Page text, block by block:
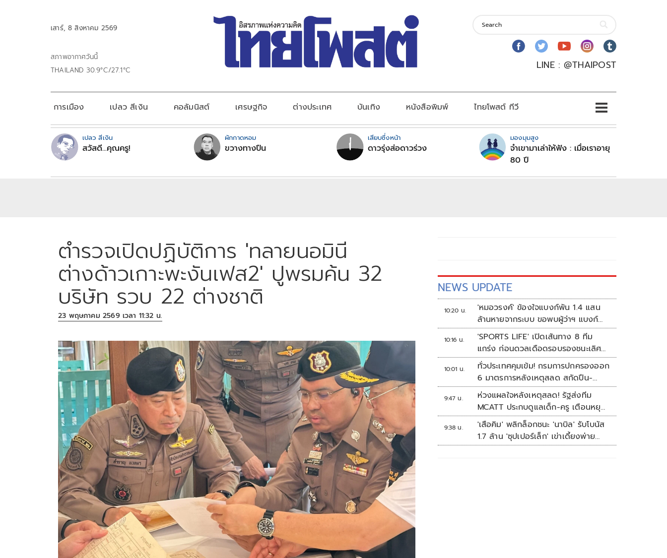
เสาร์, 8 สิงหาคม 2569
สภาพอากาศวันนี้
THAILAND 30.9°C/27.1°C
LINE : @THAIPOST
การเมือง เปลว สีเงิน คอลัมนิสต์ เศรษฐกิจ ต่างประเทศ บันเทิง หนังสือพิมพ์ ไทยโพสต์ ทีวี
เปลว สีเงิน
สวัสดี...คุณครู!
ผักกาดหอม
ขวางทางปืน
เสียบซึ่งหน้า
ดาวรุ่งส่อดาวร่วง
มองมุมสูง
จำเขามาเล่าให้ฟัง : เมื่อเราอายุ
80 ปี
ตำรวจเปิดปฏิบัติการ 'ทลายนอมินี
ต่างด้าวเกาะพะงันเฟส2' ปูพรมค้น 32
บริษัท รวบ 22 ต่างชาติ
23 พฤษภาคม 2569 เวลา 11:32 น.
NEWS UPDATE
10:20 น.
'หมอวรงค์' ข้องใจแบงก์พัน 1.4 แสน
ล้านหายจากระบบ ขอพบผู้ว่าฯ แบงก์
ชาติ
10:16 น.
'SPORTS LIFE' เปิดเส้นทาง 8 ทีม
แกร่ง ก่อนดวลเดือดรอบรองชนะเลิศ
ศึก 'วอลเลย์บอลนักเรียน แชมป์
กีฬา 7HD 2026'
10:01 น.
ทั่วประเทศคุมเข้ม! กรมการปกครองออก
6 มาตรการหลังเหตุสลด สกัดปืน-
ป้องกันเลียนแบบ
9:47 น.
ห่วงแผลใจหลังเหตุสลด! รัฐส่งทีม
MCATT ประกบดูแลเด็ก-ครู เตือนหยุด
แชร์ภาพรุนแรง
9:38 น.
'เสือคิม' พลิกล็อกชนะ 'นาบิล' รับโบนัส
1.7 ล้าน 'ซุปเปอร์เล็ก' เข่าเดี้ยงพ่าย
TKO